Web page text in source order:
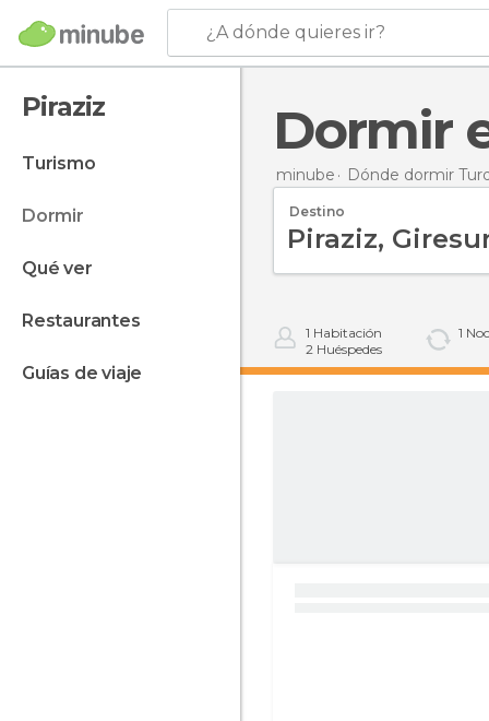
¿A dónde quieres ir?
Piraziz
turismo
dormir
qué ver
restaurantes
guías de viaje
Dormir
minube Dónde dormir
Destino
1 Habitación
2 Huéspedes
1